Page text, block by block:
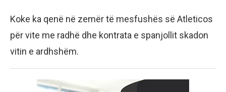
Koke ka qenë në zemër të mesfushës së Atleticos
për vite me radhë dhe kontrata e spanjollit skadon
vitin e ardhshëm.